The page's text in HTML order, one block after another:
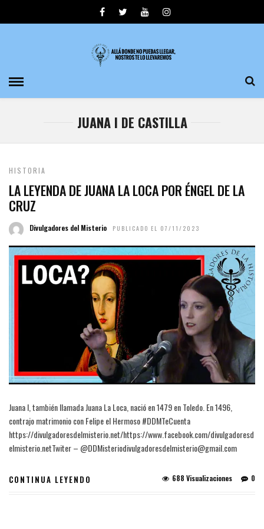
JUANA I DE CASTILLA
HISTORIA
LA LEYENDA DE JUANA LA LOCA POR ÉNGEL DE LA
CRUZ
Divulgadores del Misterio PUBLICADO EL 07/11/2023
Juana I, también llamada Juana La Loca, nació en 1479 en Toledo. En 1496,
contrajo matrimonio con Felipe el Hermoso #DDMTeCuenta
https://divulgadoresdelmisterio.net/https://www.facebook.com/divulgadoresd
elmisterio.netTwiter – @DDMisteriodivulgadoresdelmisterio@gmail.com
CONTINUA LEYENDO 0
688 Visualizaciones